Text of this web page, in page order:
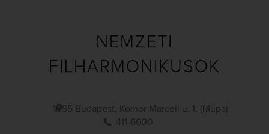
NEMZETI
FILHARMONIKUSOK
1095 Budapest, Komor Marcell u. 1. (Müpa)
411-6600